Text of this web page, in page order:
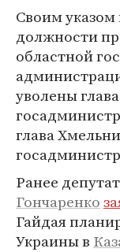
Своим указом
должности
областной
уволены
глава
Ранее депутат
Гончаренко
Гайдая
Украины в